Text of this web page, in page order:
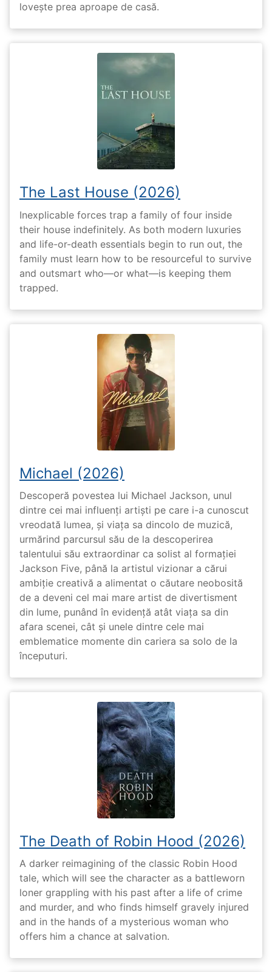
lovește prea aproape de casă.
The Last House (2026)
Inexplicable forces trap a family of four inside
their house indefinitely. As both modern luxuries
and life-or-death essentials begin to run out, the
family must learn how to be resourceful to survive
and outsmart who—or what—is keeping them
trapped.
Michael (2026)
Descoperă povestea lui Michael Jackson, unul
dintre cei mai influenți artiști pe care i-a cunoscut
vreodată lumea, și viața sa dincolo de muzică,
urmărind parcursul său de la descoperirea
talentului său extraordinar ca solist al formației
Jackson Five, până la artistul vizionar a cărui
ambiție creativă a alimentat o căutare neobosită
de a deveni cel mai mare artist de divertisment
din lume, punând în evidență atât viața sa din
afara scenei, cât și unele dintre cele mai
emblematice momente din cariera sa solo de la
începuturi.
The Death of Robin Hood (2026)
A darker reimagining of the classic Robin Hood
tale, which will see the character as a battleworn
loner grappling with his past after a life of crime
and murder, and who finds himself gravely injured
and in the hands of a mysterious woman who
offers him a chance at salvation.